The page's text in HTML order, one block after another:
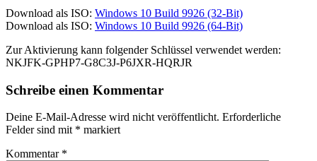
Download als ISO: Windows 10 Build 9926 (32-Bit)
Download als ISO: Windows 10 Build 9926 (64-Bit)
Zur Aktivierung kann folgender Schlüssel verwendet werden:
NKJFK-GPHP7-G8C3J-P6JXR-HQRJR
Schreibe einen Kommentar
Deine E-Mail-Adresse wird nicht veröffentlicht. Erforderliche
Felder sind mit * markiert
Kommentar *